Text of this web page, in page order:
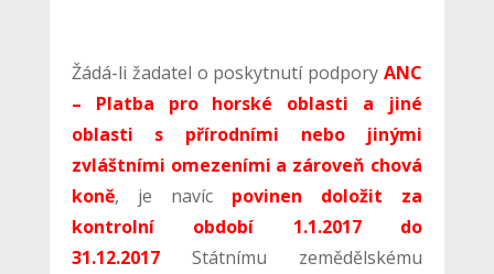
Žádá-li žadatel o poskytnutí podpory ANC
– Platba pro horské oblasti a jiné
oblasti s přírodními nebo jinými
zvláštními omezeními a zároveň chová
koně, je navíc povinen doložit za
kontrolní období 1.1.2017 do
31.12.2017
Státnímu zemědělskému